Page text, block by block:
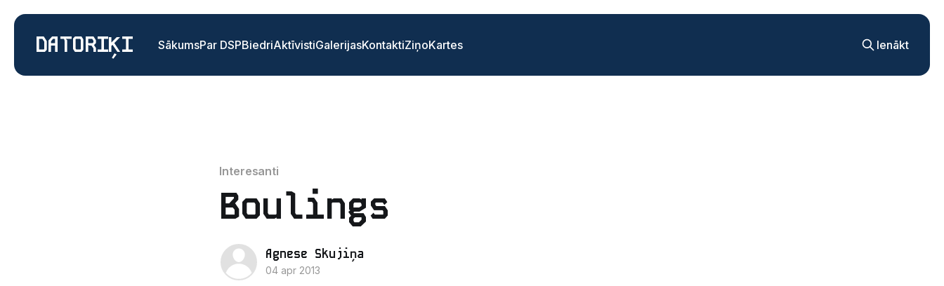
DATORIĶI SākumsPar DSPBiedriAktīvistiGalerijasKontaktiZiņoKartes Ienākt
Interesanti
Boulings
Agnese Skujiņa
04 apr 2013